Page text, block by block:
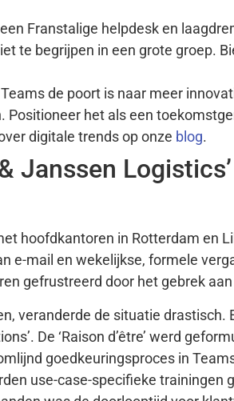
Franstalige helpdesk en
te begrijpen in een grote groep.
de poort is naar meer
het als een
digitale trends op onze blog.
Janssen
hoofdkantoren in Rotterdam en
e-mail en wekelijkse, formele
gefrustreerd door het gebrek
veranderde de situatie drastisch.
De ‘Raison d’être’ werd
goedkeuringsproces in
use-case-specifieke trainingen